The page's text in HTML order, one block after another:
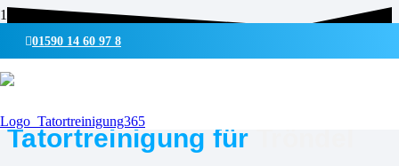
01590 14 60 97 8
Tatortreinigung für